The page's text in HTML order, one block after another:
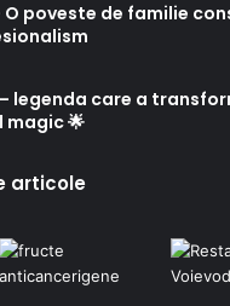
poveste de familie
legenda care a
🌟
articole